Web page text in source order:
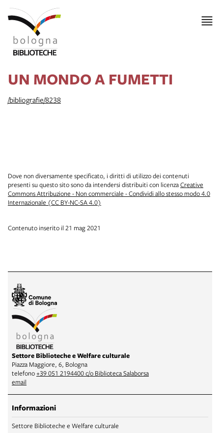
UN MONDO A FUMETTI
/bibliografie/8238
Dove non diversamente specificato, i diritti di utilizzo dei contenuti
presenti su questo sito sono da intendersi distribuiti con licenzaCreative
Commons Attribuzione - Non commerciale - Condividi allo stesso modo 4.0
Internazionale (CC BY-NC-SA 4.0)
Contenuto inserito il 21 mag 2021
Settore Biblioteche e Welfare culturale
Piazza Maggiore, 6, Bologna
telefono+39 051 2194400 c/o Biblioteca Salaborsa
email
Informazioni
Settore Biblioteche e Welfare culturale